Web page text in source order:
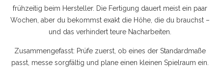
frühzeitig beim Hersteller. Die Fertigung dauert meist ein paar
Wochen, aber du bekommst exakt die Höhe, die du brauchst –
und das verhindert teure Nacharbeiten.
Zusammengefasst: Prüfe zuerst, ob eines der Standardmaße
passt, messe sorgfältig und plane einen kleinen Spielraum ein.